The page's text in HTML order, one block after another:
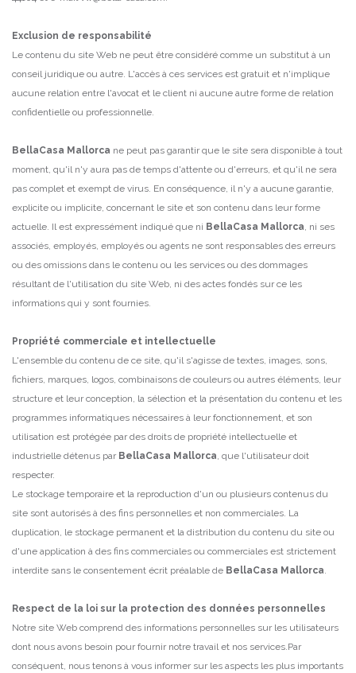
Exclusion de responsabilité
Le contenu du site Web ne peut être considéré comme un substitut à un
conseil juridique ou autre. L'accès à ces services est gratuit et n'implique
aucune relation entre l'avocat et le client ni aucune autre forme de relation
confidentielle ou professionnelle.
BellaCasa Mallorca ne peut pas garantir que le site sera disponible à tout
moment, qu'il n'y aura pas de temps d'attente ou d'erreurs, et qu'il ne sera
pas complet et exempt de virus. En conséquence, il n'y a aucune garantie,
explicite ou implicite, concernant le site et son contenu dans leur forme
actuelle. Il est expressément indiqué que ni BellaCasa Mallorca, ni ses
associés, employés, employés ou agents ne sont responsables des erreurs
ou des omissions dans le contenu ou les services ou des dommages
résultant de l'utilisation du site Web, ni des actes fondés sur ce les
informations qui y sont fournies.
Propriété commerciale et intellectuelle
L'ensemble du contenu de ce site, qu'il s'agisse de textes, images, sons,
fichiers, marques, logos, combinaisons de couleurs ou autres éléments, leur
structure et leur conception, la sélection et la présentation du contenu et les
programmes informatiques nécessaires à leur fonctionnement, et son
utilisation est protégée par des droits de propriété intellectuelle et
industrielle détenus par BellaCasa Mallorca, que l'utilisateur doit
respecter.
Le stockage temporaire et la reproduction d'un ou plusieurs contenus du
site sont autorisés à des fins personnelles et non commerciales. La
duplication, le stockage permanent et la distribution du contenu du site ou
d'une application à des fins commerciales ou commerciales est strictement
interdite sans le consentement écrit préalable de BellaCasa Mallorca.
Respect de la loi sur la protection des données personnelles
Notre site Web comprend des informations personnelles sur les utilisateurs
dont nous avons besoin pour fournir notre travail et nos services.Par
conséquent, nous tenons à vous informer sur les aspects les plus importants